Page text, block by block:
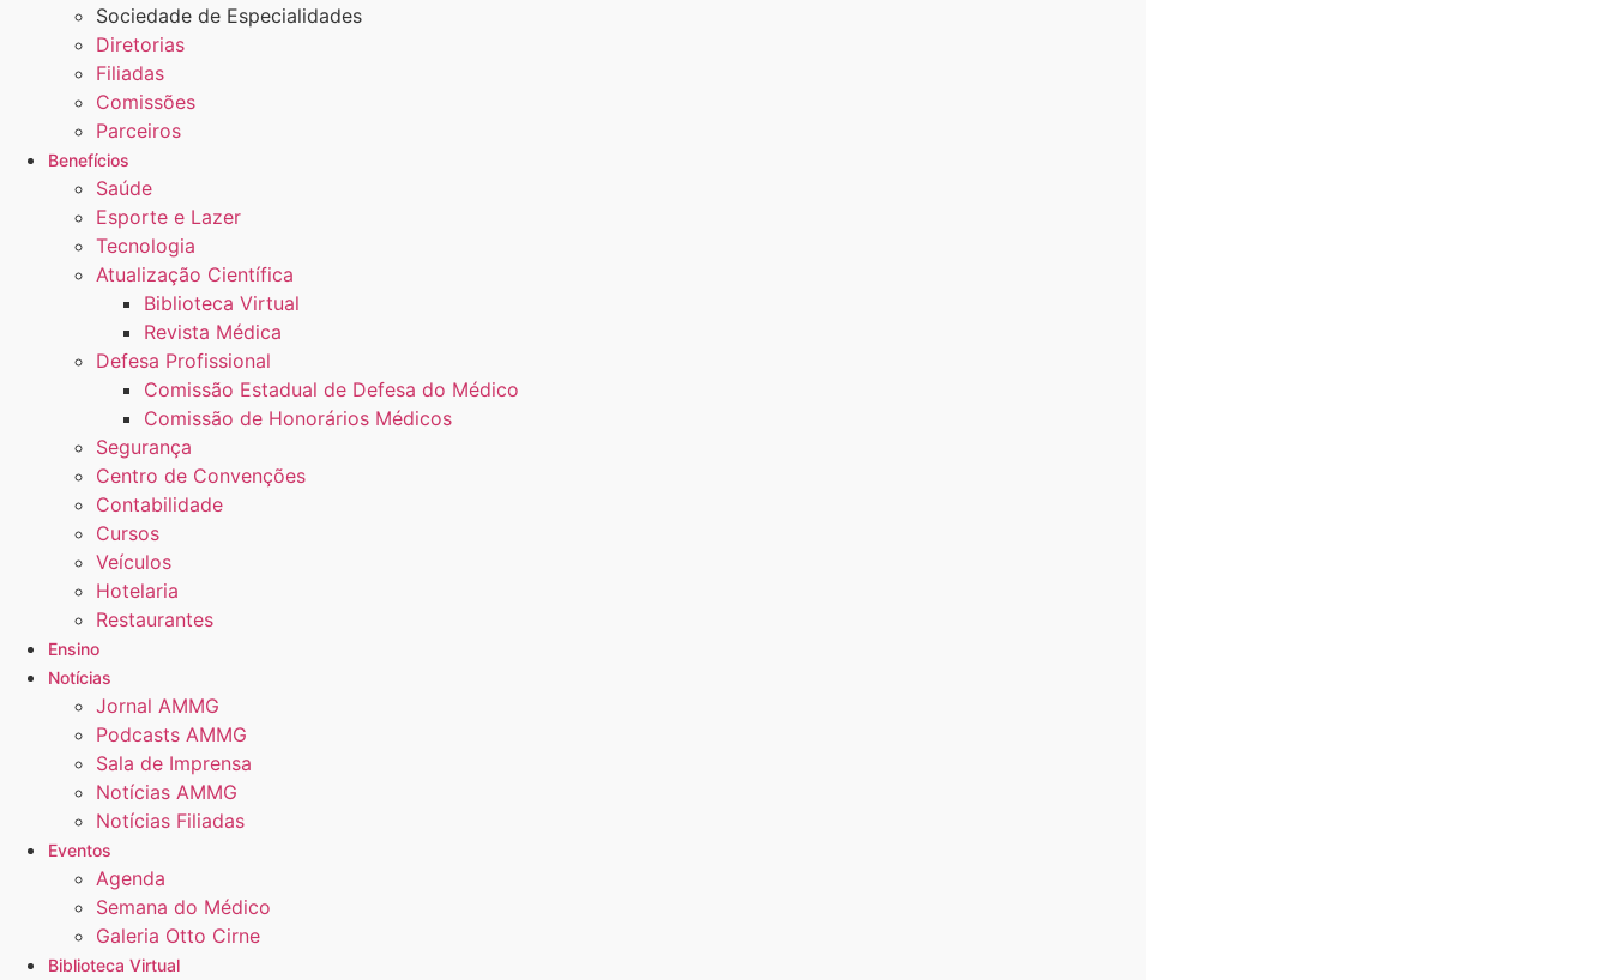
Sociedade de Especialidades
Diretorias
Filiadas
Comissões
Parceiros
Benefícios
Saúde
Esporte e Lazer
Tecnologia
Atualização Científica
Biblioteca Virtual
Revista Médica
Defesa Profissional
Comissão Estadual de Defesa do Médico
Comissão de Honorários Médicos
Segurança
Centro de Convenções
Contabilidade
Cursos
Veículos
Hotelaria
Restaurantes
Ensino
Notícias
Jornal AMMG
Podcasts AMMG
Sala de Imprensa
Notícias AMMG
Notícias Filiadas
Eventos
Agenda
Semana do Médico
Galeria Otto Cirne
Biblioteca Virtual